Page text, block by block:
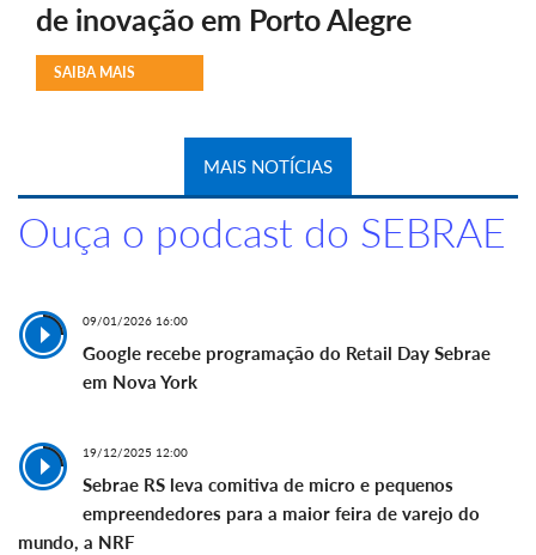
de inovação em Porto Alegre
SAIBA MAIS
MAIS NOTÍCIAS
Ouça o podcast do SEBRAE
09/01/2026 16:00
Google recebe programação do Retail Day Sebrae
em Nova York
19/12/2025 12:00
Sebrae RS leva comitiva de micro e pequenos
empreendedores para a maior feira de varejo do
mundo, a NRF